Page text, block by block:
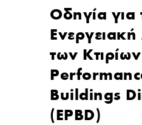
Οδηγία για
των
Buildings
(EPBD)